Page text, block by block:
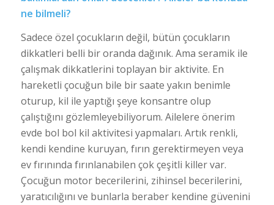
ne bilmeli?
Sadece özel çocukların değil, bütün çocukların
dikkatleri belli bir oranda dağınık. Ama seramik ile
çalışmak dikkatlerini toplayan bir aktivite. En
hareketli çocuğun bile bir saate yakın benimle
oturup, kil ile yaptığı şeye konsantre olup
çalıştığını gözlemleyebiliyorum. Ailelere önerim
evde bol bol kil aktivitesi yapmaları. Artık renkli,
kendi kendine kuruyan, fırın gerektirmeyen veya
ev fırınında fırınlanabilen çok çeşitli killer var.
Çocuğun motor becerilerini, zihinsel becerilerini,
yaratıcılığını ve bunlarla beraber kendine güvenini